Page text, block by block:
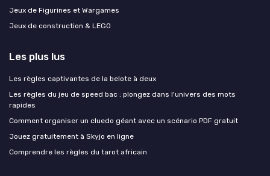
Jeux de Figurines et Wargames
Jeux de construction & LEGO
Les plus lus
Les règles captivantes de la belote à deux
Les règles du jeu de speed bac : plongez dans l'univers des mots
rapides
Comment organiser un cluedo géant avec un scénario PDF gratuit
Jouez gratuitement à Skyjo en ligne
Comprendre les règles du tarot africain